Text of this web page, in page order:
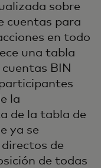
sobre
cuentas para
en todo
una tabla
BIN
la
de la tabla de
ya se
de
de todas